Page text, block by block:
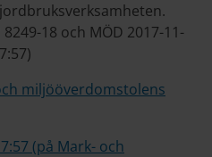
18 och MÖD 2017-11-
miljööverdomstolens
(på Mark- och